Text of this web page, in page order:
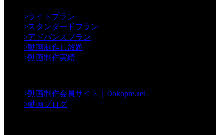
>ライトプラン
>スタンダードプラン
>アドバンスプラン
>動画制作し放題
>動画制作実績
>動画制作会員サイト｜Dokopre.net
>動画ブログ